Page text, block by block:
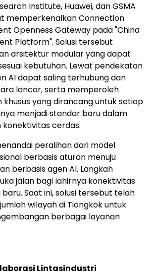
Institute, Huawei, dan GSMA
memperkenalkan Connection
Openness Gateway pada "China
Platform". Solusi tersebut
arsitektur modular yang dapat
kebutuhan. Lewat pendekatan
AI dapat saling terhubung dan
lancar, serta memperoleh
khusus yang dirancang untuk setiap
menjadi standar baru dalam
cerdas.
peralihan dari model
berbasis aturan menuju
berbasis agen AI. Langkah
jalan bagi lahirnya konektivitas
Saat ini, solusi tersebut telah
wilayah di Tiongkok untuk
berbagai layanan
Lintasindustri